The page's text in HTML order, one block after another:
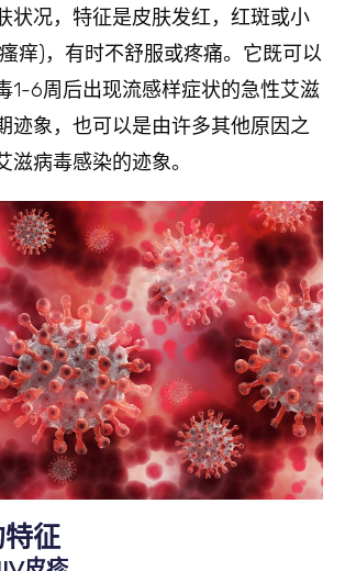
状况，特征是皮肤发红，红斑或小
痒)，有时不舒服或疼痛。它既可以
1-6周后出现流感样症状的急性艾滋
迹象，也可以是由许多其他原因之
滋病毒感染的迹象。
征